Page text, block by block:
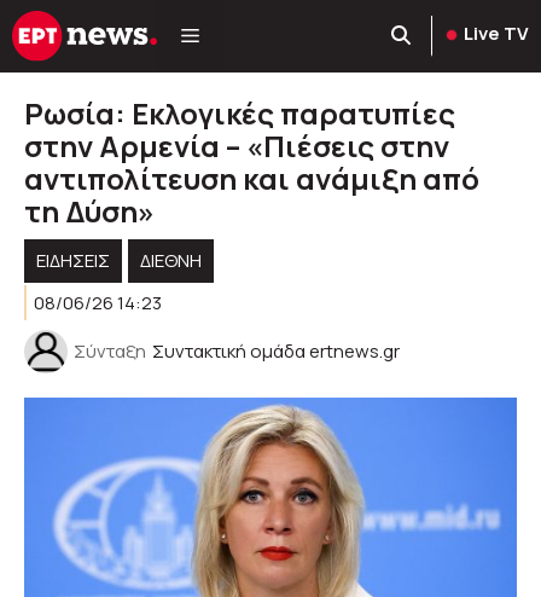
Μετάβαση
σε
Live TV
Ρωσία: Εκλογικές παρατυπίες
στην Αρμενία – «Πιέσεις στην
αντιπολίτευση και ανάμιξη από
τη Δύση»
ΕΙΔΗΣΕΙΣ
ΔΙΕΘΝΗ
08/06/26 14:23
Σύνταξη Συντακτική ομάδα ertnews.gr